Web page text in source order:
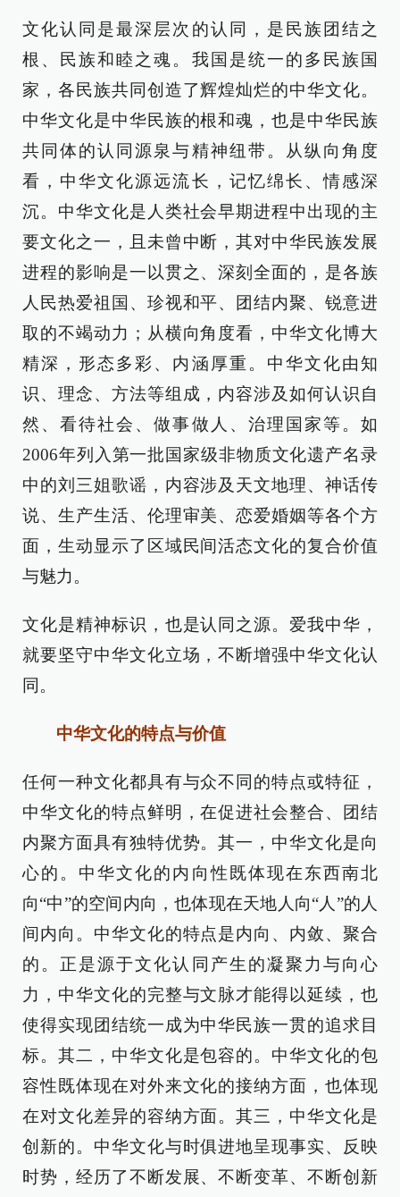
文化认同是最深层次的认同，是民族团结之
根、民族和睦之魂。我国是统一的多民族国
家，各民族共同创造了辉煌灿烂的中华文化。
中华文化是中华民族的根和魂，也是中华民族
共同体的认同源泉与精神纽带。从纵向角度
看，中华文化源远流长，记忆绵长、情感深
沉。中华文化是人类社会早期进程中出现的主
要文化之一，且未曾中断，其对中华民族发展
进程的影响是一以贯之、深刻全面的，是各族
人民热爱祖国、珍视和平、团结内聚、锐意进
取的不竭动力；从横向角度看，中华文化博大
精深，形态多彩、内涵厚重。中华文化由知
识、理念、方法等组成，内容涉及如何认识自
然、看待社会、做事做人、治理国家等。如
2006年列入第一批国家级非物质文化遗产名录
中的刘三姐歌谣，内容涉及天文地理、神话传
说、生产生活、伦理审美、恋爱婚姻等各个方
面，生动显示了区域民间活态文化的复合价值
与魅力。
文化是精神标识，也是认同之源。爱我中华，
就要坚守中华文化立场，不断增强中华文化认
同。
中华文化的特点与价值
任何一种文化都具有与众不同的特点或特征，
中华文化的特点鲜明，在促进社会整合、团结
内聚方面具有独特优势。其一，中华文化是向
心的。中华文化的内向性既体现在东西南北
向“中”的空间内向，也体现在天地人向“人”的人
间内向。中华文化的特点是内向、内敛、聚合
的。正是源于文化认同产生的凝聚力与向心
力，中华文化的完整与文脉才能得以延续，也
使得实现团结统一成为中华民族一贯的追求目
标。其二，中华文化是包容的。中华文化的包
容性既体现在对外来文化的接纳方面，也体现
在对文化差异的容纳方面。其三，中华文化是
创新的。中华文化与时俱进地呈现事实、反映
时势，经历了不断发展、不断变革、不断创新